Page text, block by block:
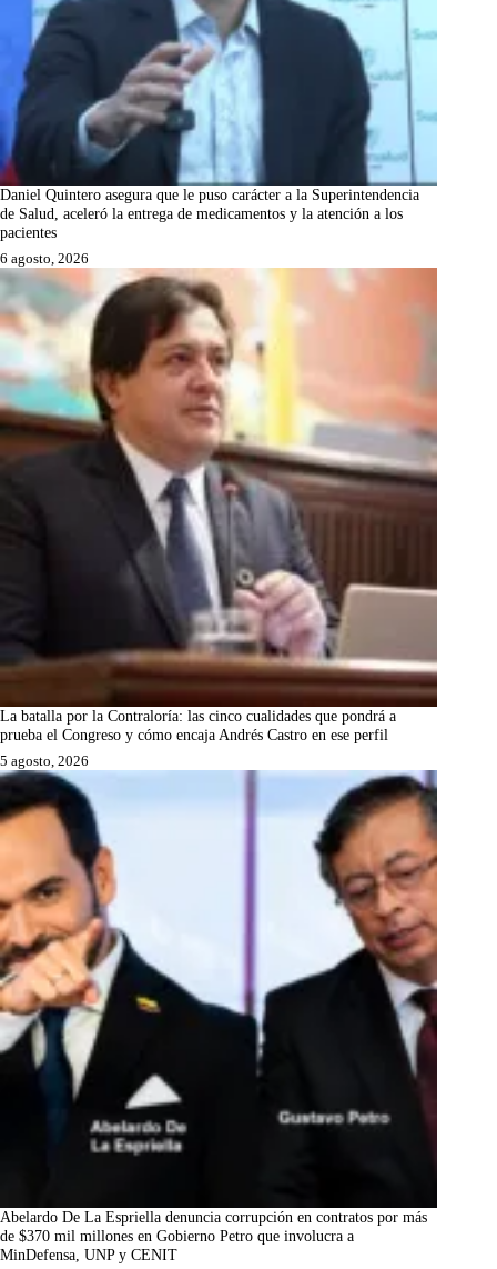
Daniel Quintero asegura que le puso carácter a la Superintendencia
de Salud, aceleró la entrega de medicamentos y la atención a los
pacientes
6 agosto, 2026
La batalla por la Contraloría: las cinco cualidades que pondrá a
prueba el Congreso y cómo encaja Andrés Castro en ese perfil
5 agosto, 2026
Abelardo De La Espriella denuncia corrupción en contratos por más
de $370 mil millones en Gobierno Petro que involucra a
MinDefensa, UNP y CENIT